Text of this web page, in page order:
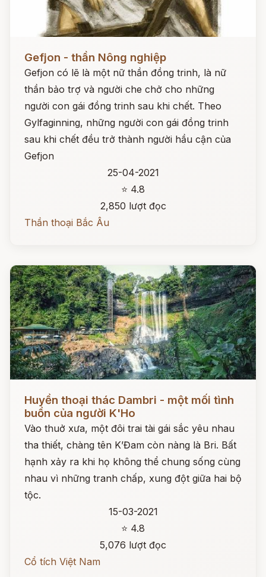
Gefjon - thần Nông nghiệp
Gefjon có lẽ là một nữ thần đồng trinh, là nữ
thần bảo trợ và người che chở cho những
người con gái đồng trinh sau khi chết. Theo
Gylfaginning, những người con gái đồng trinh
sau khi chết đều trở thành người hầu cận của
Gefjon
25-04-2021
⭐ 4.8
2,850 lượt đọc
Thần thoại Bắc Âu
Đọc ngay
Huyền thoại thác Dambri - một mối tình
buồn của người K'Ho
Vào thuở xưa, một đôi trai tài gái sắc yêu nhau
tha thiết, chàng tên K’Đam còn nàng là Bri. Bất
hạnh xảy ra khi họ không thể chung sống cùng
nhau vì những tranh chấp, xung đột giữa hai bộ
tộc.
15-03-2021
⭐ 4.8
5,076 lượt đọc
Cổ tích Việt Nam